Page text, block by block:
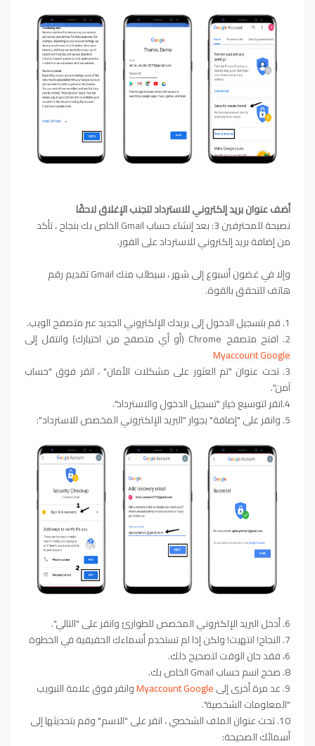
أضف عنوان بريد إلكتروني للاسترداد لتجنب الإغلاق لاحقًا
نصيحة للمحترفين 3: بعد إنشاء حساب Gmail الخاص بك بنجاح ، تأكد
من إضافة بريد إلكتروني للاسترداد على الفور.
وإلا في غضون أسبوع إلى شهر ، سيطلب منك Gmail تقديم رقم
هاتف للتحقق بالقوة.
1. قم بتسجيل الدخول إلى بريدك الإلكتروني الجديد عبر متصفح الويب.
2. افتح متصفح Chrome (أو أي متصفح من اختيارك) وانتقل إلى
Myaccount Google
3. تحت عنوان "تم العثور على مشكلات الأمان" ، انقر فوق "حساب
آمن".
4.انقر لتوسيع خيار "تسجيل الدخول والاسترداد".
5. وانقر على "إضافة" بجوار "البريد الإلكتروني المخصص للاسترداد":
6. أدخل البريد الإلكتروني المخصص للطوارئ وانقر على "التالي".
7. النجاح! انتهيت! ولكن إذا لم تستخدم أسماءك الحقيقية في الخطوة
6، فقد حان الوقت لتصحيح ذلك.
8. صحح اسم حساب Gmail الخاص بك.
9. عد مرة أخرى إلى
Myaccount Googleوانقر فوق علامة التبويب
"المعلومات الشخصية".
10. تحت عنوان الملف الشخصي ، انقر على "الاسم" وقم بتحديثها إلى
أسمائك الصحيحة: